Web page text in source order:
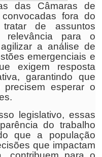
das Câmaras de
fora do
de assuntos
relevância para o
a análise de
emergenciais e
exigem resposta
garantindo que
precisem esperar o
legislativo, essas
do trabalho
que a população
que impactam